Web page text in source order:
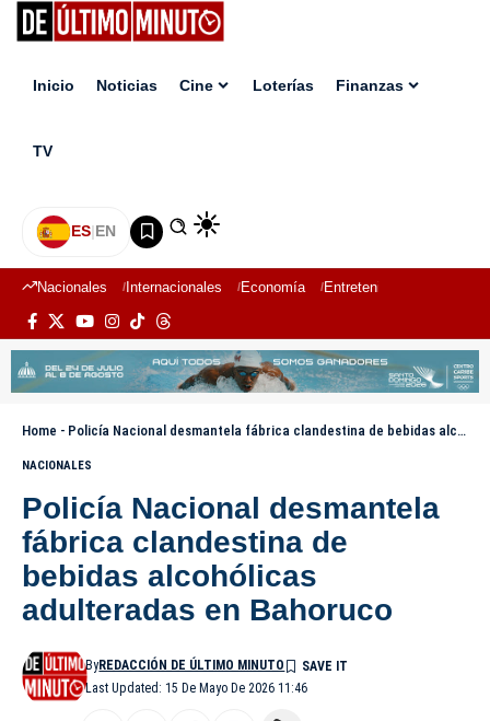
Inicio Noticias Cine Loterías Finanzas
TV
ES|EN
Nacionales Internacionales Economía Entretenimiento
Home - Policía Nacional desmantela fábrica clandestina de bebidas alcohólicas adulteradas en Bahoruco
NACIONALES
Policía Nacional desmantela
fábrica clandestina de
bebidas alcohólicas
adulteradas en Bahoruco
Last Updated: 15 De Mayo De 2026 11:46
ByREDACCIÓN DE ÚLTIMO MINUTO